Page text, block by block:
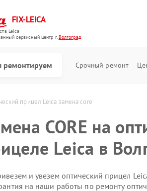
FIX-LEICA
Leica
cервисный центр г.Волгоград
Срочный ремонт
прицел Leica замена core
CORE на
Leica в
и увезем оптический прицел
на наши работы по ремонту